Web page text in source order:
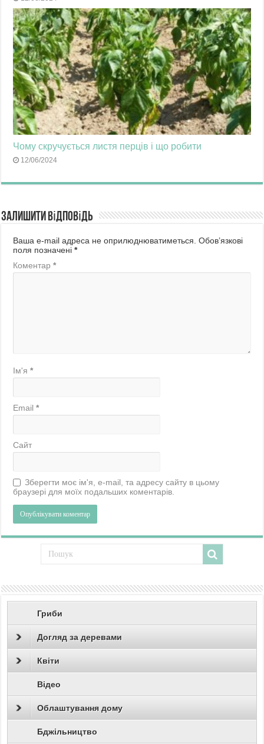
Чому скручується листя перців і що робити
12/06/2024
Залишити відповідь
Ваша e-mail адреса не оприлюднюватиметься. Обов’язкові
поля позначені*
Коментар*
Ім'я*
Email*
Сайт
Зберегти моє ім'я, e-mail, та адресу сайту в цьому
браузері для моїх подальших коментарів.
Гриби
Догляд за деревами
Квіти
Відео
Облаштування дому
Бджільництво